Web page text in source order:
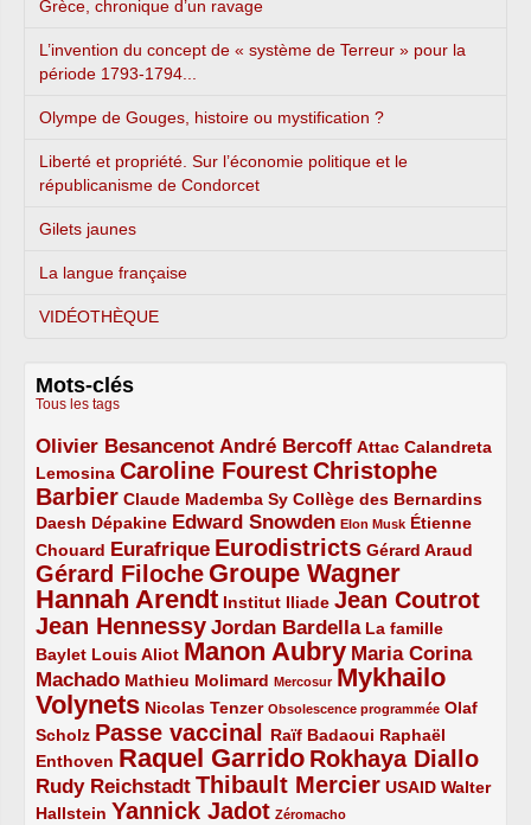
Grèce, chronique d’un ravage
L’invention du concept de « système de Terreur » pour la
période 1793-1794...
Olympe de Gouges, histoire ou mystification ?
Liberté et propriété. Sur l’économie politique et le
républicanisme de Condorcet
Gilets jaunes
La langue française
VIDÉOTHÈQUE
Mots-clés
Tous les tags
Olivier Besancenot
3/5 André Bercoff
3/5 Attac
2/5
Calandreta
Lemosina
2/5 Caroline Fourest
4/5
Christophe
Barbier
4/5 Claude Mademba Sy
2/5 Collège des Bernardins
2/5
Daesh
2/5 Dépakine
2/5 Edward Snowden
3/5 Elon Musk
1/5
Étienne
Chouard
2/5 Eurafrique
3/5 Eurodistricts
4/5 Gérard Araud
2/5
Gérard Filoche
4/5 Groupe Wagner
5/5
Hannah Arendt
5/5 Institut Iliade
2/5 Jean Coutrot
4/5
Jean Hennessy
4/5 Jordan Bardella
3/5
La famille
Baylet
2/5 Louis Aliot
2/5 Manon Aubry
5/5
Maria Corina
Machado
3/5 Mathieu Molimard
2/5 Mercosur
1/5
Mykhailo
Volynets
5/5 Nicolas Tenzer
2/5 Obsolescence programmée
1/5
Olaf
Scholz
2/5 Passe vaccinal
4/5 Raïf Badaoui
2/5
Raphaël
Enthoven
2/5 Raquel Garrido
5/5 Rokhaya Diallo
4/5
Rudy Reichstadt
3/5 Thibault Mercier
4/5 USAID
2/5
Walter
Hallstein
2/5 Yannick Jadot
4/5 Zéromacho
1/5